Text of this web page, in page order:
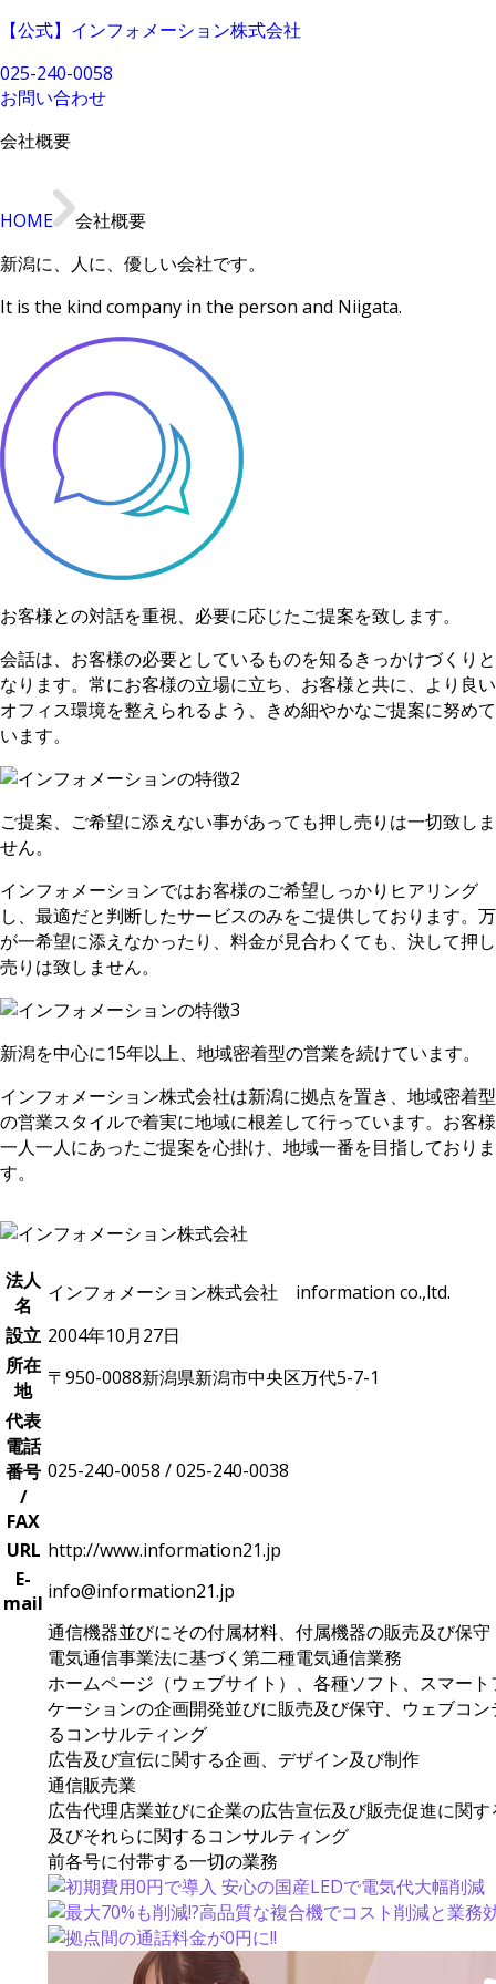
【公式】インフォメーション株式会社
025-240-0058
お問い合わせ
会社概要
HOME
会社概要
新潟に、人に、優しい会社です。
It is the kind company in the person and Niigata.
お客様との対話を重視、必要に応じたご提案を致します。
会話は、お客様の必要としているものを知るきっかけづくりと
なります。常にお客様の立場に立ち、お客様と共に、より良い
オフィス環境を整えられるよう、きめ細やかなご提案に努めて
います。
ご提案、ご希望に添えない事があっても押し売りは一切致しま
せん。
インフォメーションではお客様のご希望しっかりヒアリング
し、最適だと判断したサービスのみをご提供しております。万
が一希望に添えなかったり、料金が見合わくても、決して押し
売りは致しません。
新潟を中心に15年以上、地域密着型の営業を続けています。
インフォメーション株式会社は新潟に拠点を置き、地域密着型
の営業スタイルで着実に地域に根差して行っています。お客様
一人一人にあったご提案を心掛け、地域一番を目指しておりま
す。
法人
名
インフォメーション株式会社 information co.,ltd.
設立 2004年10月27日
所在
地
〒950-0088新潟県新潟市中央区万代5-7-1
代表
電話
番号
/
FAX
025-240-0058 / 025-240-0038
URL http://www.information21.jp
E-
mail info@information21.jp
通信機器並びにその付属材料、付属機器の販売及び保守
電気通信事業法に基づく第二種電気通信業務
ホームページ（ウェブサイト）、各種ソフト、スマー
ケーションの企画開発並びに販売及び保守、ウェブコ
るコンサルティング
広告及び宣伝に関する企画、デザイン及び制作
通信販売業
広告代理店業並びに企業の広告宣伝及び販売促進に関
及びそれらに関するコンサルティング
前各号に付帯する一切の業務